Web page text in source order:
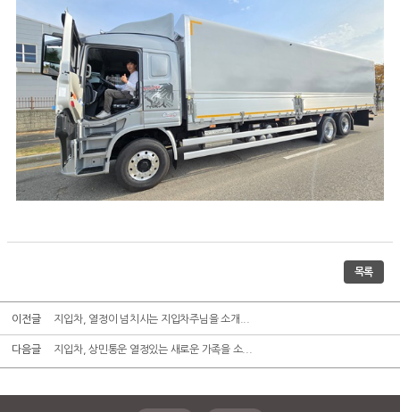
목록
이전글 지입차, 열정이 넘치시는 지입차주님을 소개...
다음글 지입차, 상민통운 열정있는 새로운 가족을 소...